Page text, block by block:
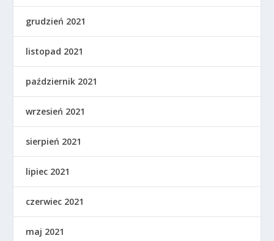
grudzień 2021
listopad 2021
październik 2021
wrzesień 2021
sierpień 2021
lipiec 2021
czerwiec 2021
maj 2021